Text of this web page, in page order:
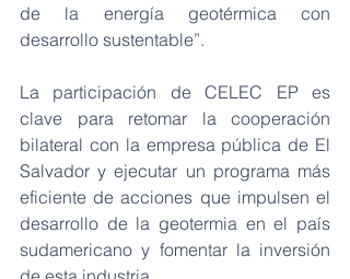
de la energía geotérmica con
desarrollo sustentable”.
La participación de CELEC EP es
clave para retomar la cooperación
bilateral con la empresa pública de El
Salvador y ejecutar un programa más
eficiente de acciones que impulsen el
desarrollo de la geotermia en el país
sudamericano y fomentar la inversión